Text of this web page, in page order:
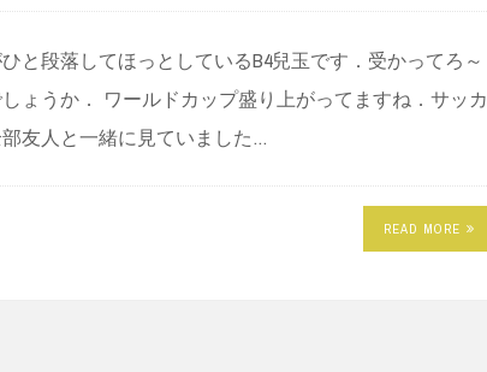
と段落してほっとしているB4兒玉です．受かってろ～
ょうか． ワールドカップ盛り上がってますね．サッカ
友人と一緒に見ていました…
READ MORE